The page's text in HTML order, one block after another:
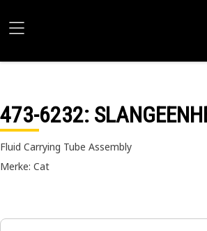
473-6232:
Fluid Carrying Tube Assembly
Merke: Cat